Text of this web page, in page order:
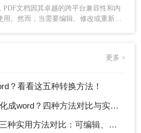
word文档直接拖入工作界面
转换页码，设定好保存路径，
转换成功。
PDF文档因其卓越的跨平台兼容性和内
。然而，当需要编辑、修改或重新排
转Word方法，并为您提供一份全面的转
更多 >
？看看这五种转换方法！
？四种方法对比与实操指南（附详细表格）
方法对比：可编辑、保格式、避风险！